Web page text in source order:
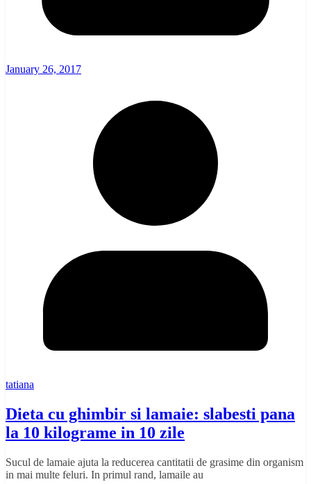
January 26, 2017
tatiana
Dieta cu ghimbir si lamaie: slabesti pana
la 10 kilograme in 10 zile
Sucul de lamaie ajuta la reducerea cantitatii de grasime din organism
in mai multe feluri. In primul rand, lamaile au